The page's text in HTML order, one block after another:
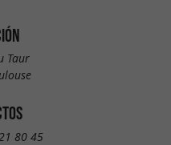
Taur
80 45